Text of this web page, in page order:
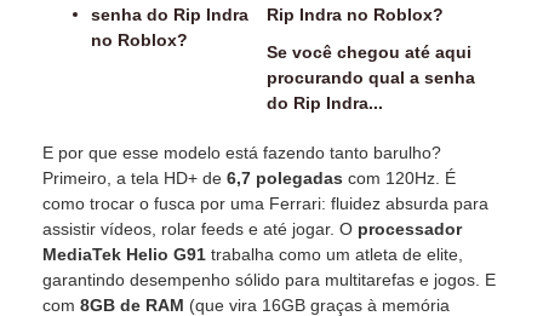
Rip Indra no Roblox?
Se você chegou até aqui
procurando qual a senha
do Rip Indra...
E por que esse modelo está fazendo tanto barulho?
Primeiro, a tela HD+ de 6,7 polegadas com 120Hz. É
como trocar o fusca por uma Ferrari: fluidez absurda para
assistir vídeos, rolar feeds e até jogar. O processador
MediaTek Helio G91 trabalha como um atleta de elite,
garantindo desempenho sólido para multitarefas e jogos. E
com 8GB de RAM (que vira 16GB graças à memória